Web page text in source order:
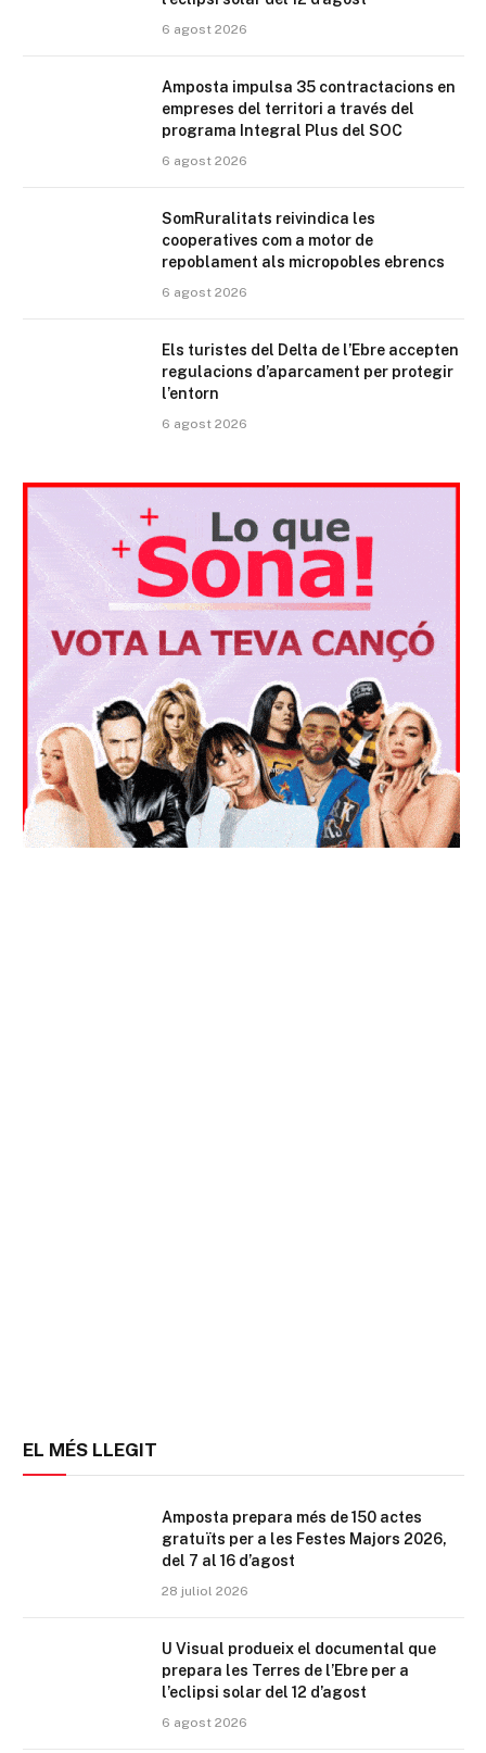
6 agost 2026
Amposta impulsa 35 contractacions en
empreses del territori a través del
programa Integral Plus del SOC
6 agost 2026
SomRuralitats reivindica les
cooperatives com a motor de
repoblament als micropobles ebrencs
6 agost 2026
Els turistes del Delta de l’Ebre accepten
regulacions d’aparcament per protegir
l’entorn
6 agost 2026
EL MÉS LLEGIT
Amposta prepara més de 150 actes
gratuïts per a les Festes Majors 2026,
del 7 al 16 d’agost
28 juliol 2026
U Visual produeix el documental que
prepara les Terres de l’Ebre per a
l’eclipsi solar del 12 d’agost
6 agost 2026